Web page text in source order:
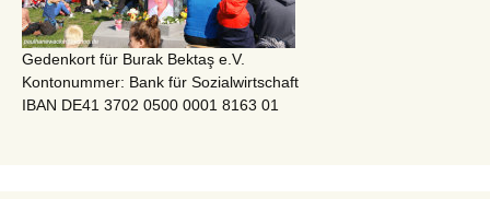
Gedenkort für Burak Bektaş e.V.
Kontonummer: Bank für Sozialwirtschaft
IBAN DE41 3702 0500 0001 8163 01